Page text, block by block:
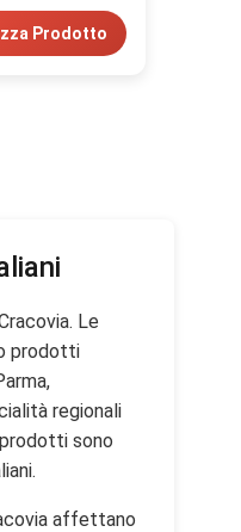
Prodotto
Le
prodotti
regionali
sono
affettano